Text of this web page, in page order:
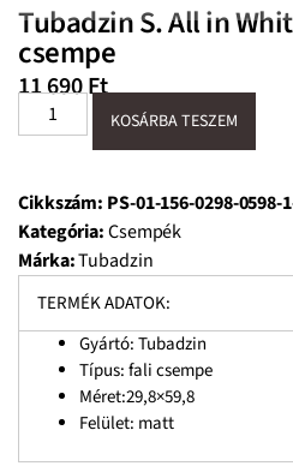
Tubadzin S. All in
csempe
11 690Ft
KOSÁRBA TESZEM
Cikkszám: PS-01-156-0298-0598-
Kategória:Csempék
Márka:Tubadzin
TERMÉK ADATOK:
Gyártó: Tubadzin
Típus: fali csempe
Méret:29,8×59,8
Felület: matt